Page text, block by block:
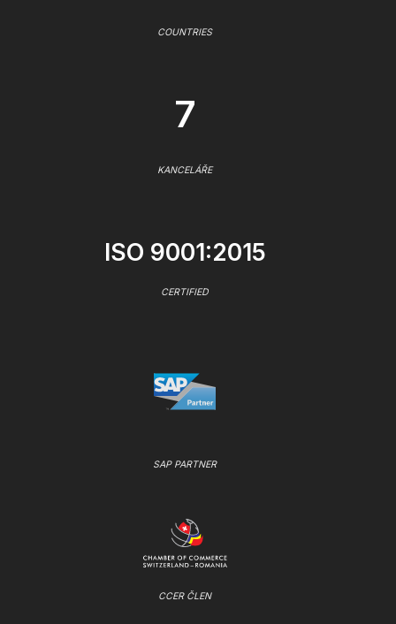
COUNTRIES
7
KANCELÁŘE
ISO 9001:2015
CERTIFIED
SAP PARTNER
CCER ČLEN